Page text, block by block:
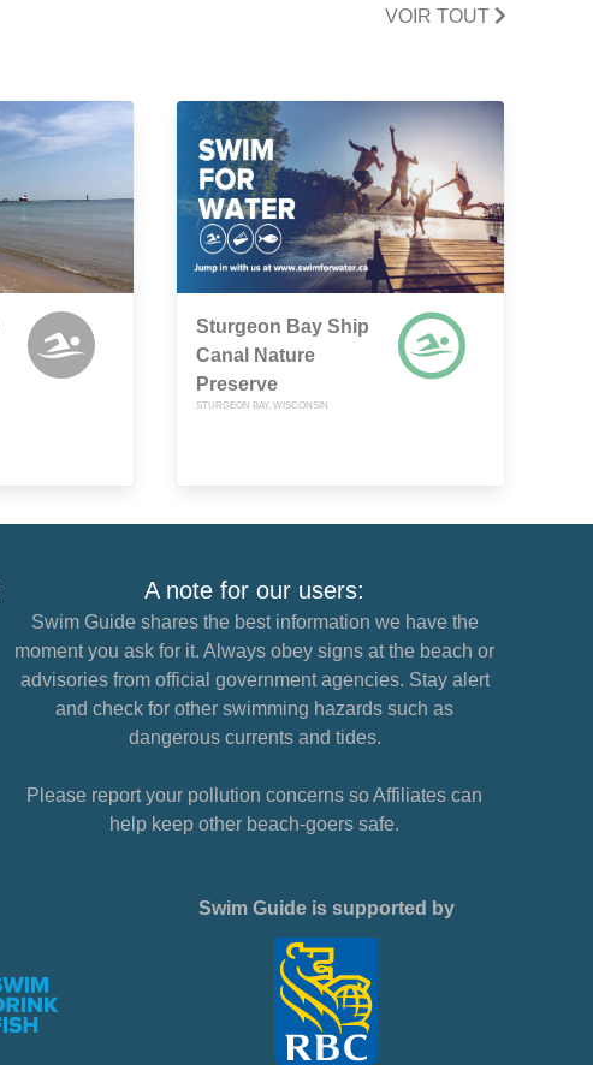
VOIR TOUT
Sturgeon Bay Ship
Canal Nature
Preserve
STURGEON BAY, WISCONSIN
A note for our users:
Swim Guide shares the best information we have the
moment you ask for it. Always obey signs at the beach or
advisories from official government agencies. Stay alert
and check for other swimming hazards such as
dangerous currents and tides.
Please report your pollution concerns so Affiliates can
help keep other beach-goers safe.
Swim Guide is supported by